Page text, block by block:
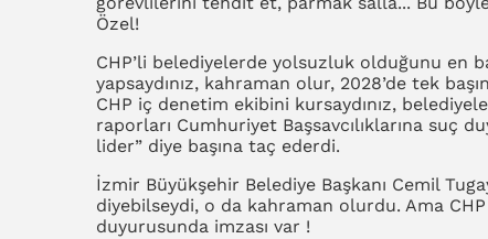
Özel!
CHP’li belediyelerde yolsuzluk olduğunu en
yapsaydınız, kahraman olur, 2028’de tek
CHP iç denetim ekibini kursaydınız,
raporları Cumhuriyet Başsavcılıklarına suç
lider” diye başına taç ederdi.
İzmir Büyükşehir Belediye Başkanı Cemil
diyebilseydi, o da kahraman olurdu. Ama CHP
duyurusunda imzası var !